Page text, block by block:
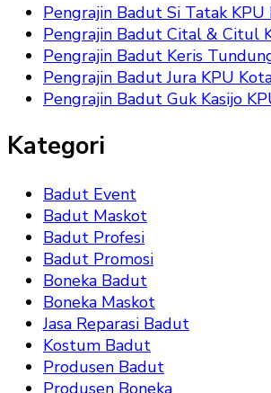
Pengrajin Badut Si Tatak KPU
Pengrajin Badut Cital & Citul
Pengrajin Badut Keris
Pengrajin Badut Jura KPU
Pengrajin Badut Guk Kasijo
Kategori
Badut Event
Badut Maskot
Badut Profesi
Badut Promosi
Boneka Badut
Boneka Maskot
Jasa Reparasi Badut
Kostum Badut
Produsen Badut
Produsen Boneka